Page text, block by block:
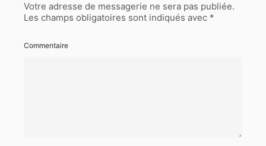
Votre adresse de messagerie ne sera pas publiée.
Les champs obligatoires sont indiqués avec *
Commentaire